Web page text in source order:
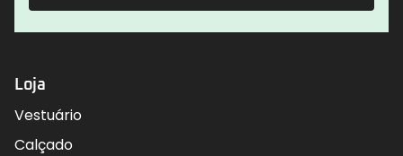
Loja
Vestuário
Calçado